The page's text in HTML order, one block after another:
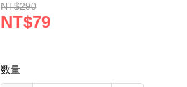
NT$290
NT$79
数量